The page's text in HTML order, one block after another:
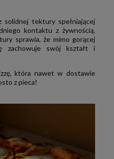
solidnej tektury spełniającej
kontaktu z żywnością.
sprawia, że mimo gorącej
zachowuje swój kształt i
która nawet w dostawie
z pieca!